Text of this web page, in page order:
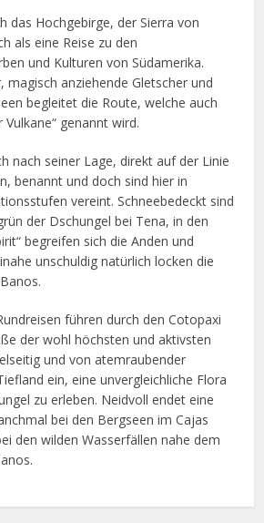
das Hochgebirge, der Sierra von
als eine Reise zu den
und Kulturen von Südamerika.
magisch anziehende Gletscher und
begleitet die Route, welche auch
genannt wird.
nach seiner Lage, direkt auf der Linie
benannt und doch sind hier in
vereint. Schneebedeckt sind
der Dschungel bei Tena, in den
begreifen sich die Anden und
unschuldig natürlich locken die
führen durch den Cotopaxi
der wohl höchsten und aktivsten
und von atemraubender
ein, eine unvergleichliche Flora
zu erleben. Neidvoll endet eine
bei den Bergseen im Cajas
den wilden Wasserfällen nahe dem